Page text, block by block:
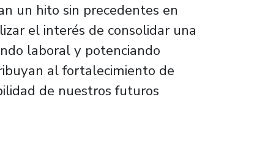
un hito sin precedentes en
el interés de consolidar una
laboral y potenciando
al fortalecimiento de
de nuestros futuros